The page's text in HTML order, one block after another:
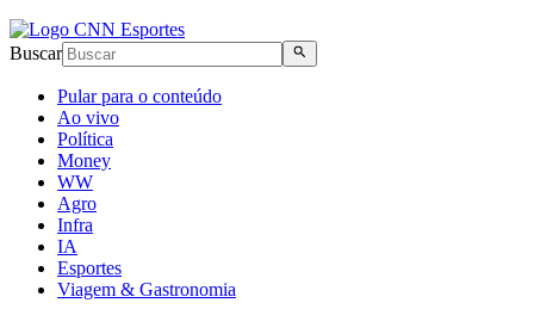
Buscar
Pular para o conteúdo
Ao vivo
Política
Money
WW
Agro
Infra
IA
Esportes
Viagem & Gastronomia